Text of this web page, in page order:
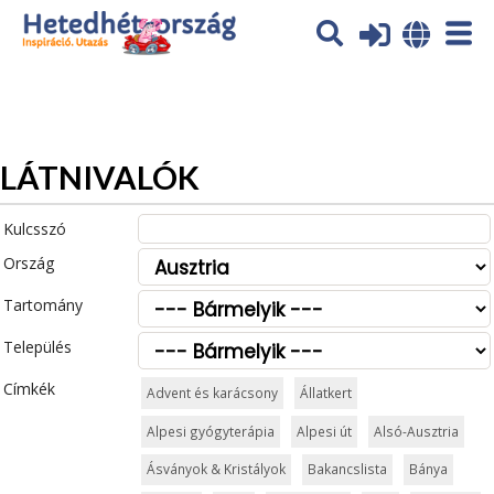
Az oldal sütiket (cookies) használ. További tájékoztatás itt:
Adatvédelmi tájékoztató
LÁTNIVALÓK
Kulcsszó
Ország
Tartomány
Település
Címkék
Advent és karácsony Állatkert
Alpesi gyógyterápia Alpesi út Alsó-Ausztria
Ásványok & Kristályok Bakancslista Bánya